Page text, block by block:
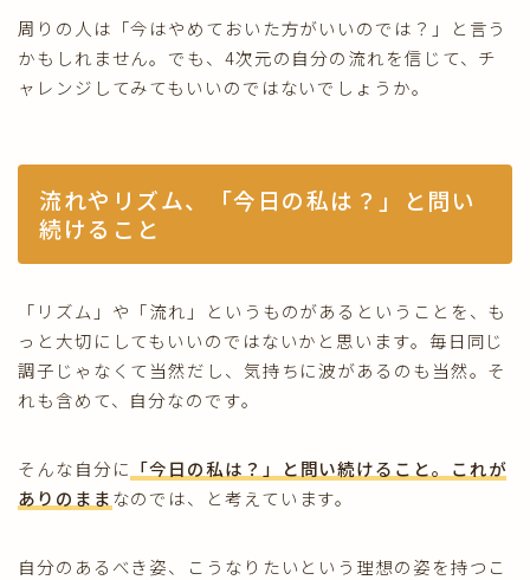
周りの人は「今はやめておいた方がいいのでは？」と言う
かもしれません。でも、4次元の自分の流れを信じて、チ
ャレンジしてみてもいいのではないでしょうか。
流れやリズム、「今日の私は？」と問い
続けること
「リズム」や「流れ」というものがあるということを、も
っと大切にしてもいいのではないかと思います。毎日同じ
調子じゃなくて当然だし、気持ちに波があるのも当然。そ
れも含めて、自分なのです。
そんな自分に 「今日の私は？」と問い続けること。これが
ありのままなのでは、と考えています。
自分のあるべき姿、こうなりたいという理想の姿を持つこ